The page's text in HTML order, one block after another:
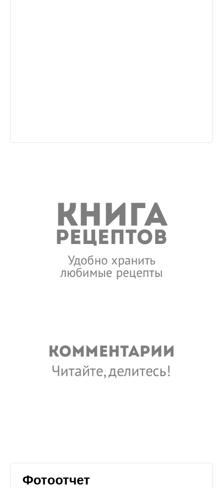
Фотоотчет